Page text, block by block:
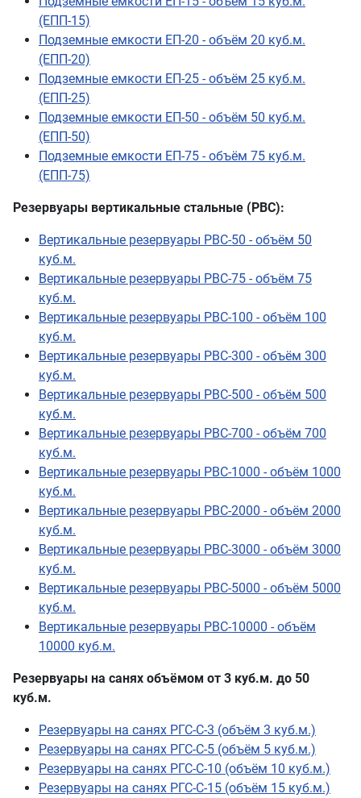
(ЕПП-15)
Подземные емкости ЕП-20 - объём 20 куб.м.
(ЕПП-20)
Подземные емкости ЕП-25 - объём 25 куб.м.
(ЕПП-25)
Подземные емкости ЕП-50 - объём 50 куб.м.
(ЕПП-50)
Подземные емкости ЕП-75 - объём 75 куб.м.
(ЕПП-75)
куб.м.
Вертикальные резервуары РВС-75 - объём 75
куб.м.
Вертикальные резервуары РВС-100 - объём 100
куб.м.
Вертикальные резервуары РВС-300 - объём 300
куб.м.
Вертикальные резервуары РВС-500 - объём 500
куб.м.
Вертикальные резервуары РВС-700 - объём 700
куб.м.
Вертикальные резервуары РВС-1000 - объём 1000
куб.м.
Вертикальные резервуары РВС-2000 - объём 2000
куб.м.
Вертикальные резервуары РВС-3000 - объём 3000
куб.м.
Вертикальные резервуары РВС-5000 - объём 5000
куб.м.
Вертикальные резервуары РВС-10000 - объём
10000 куб.м.
куб.м.
Резервуары на санях РГС-С-5 (объём 5 куб.м.)
Резервуары на санях РГС-С-10 (объём 10 куб.м.)
Резервуары на санях РГС-С-15 (объём 15 куб.м.)